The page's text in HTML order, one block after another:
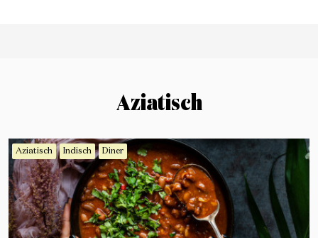
Aziatisch
Aziatisch Indisch Diner